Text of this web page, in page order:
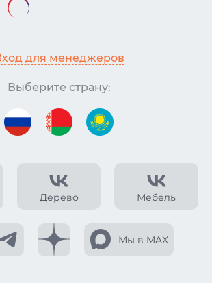
Дерево Мебель
Мы в MAX
для менеджеров
Выберите страну: